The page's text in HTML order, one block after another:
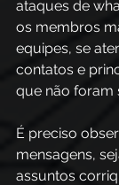
ataques de
os membros
equipes, se
contatos e
que não foram
É preciso
mensagens,
assuntos